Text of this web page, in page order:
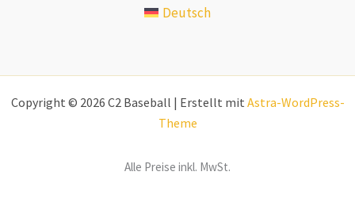
Deutsch
Copyright © 2026 C2 Baseball | Erstellt mit Astra-WordPress-
Theme
Alle Preise inkl. MwSt.